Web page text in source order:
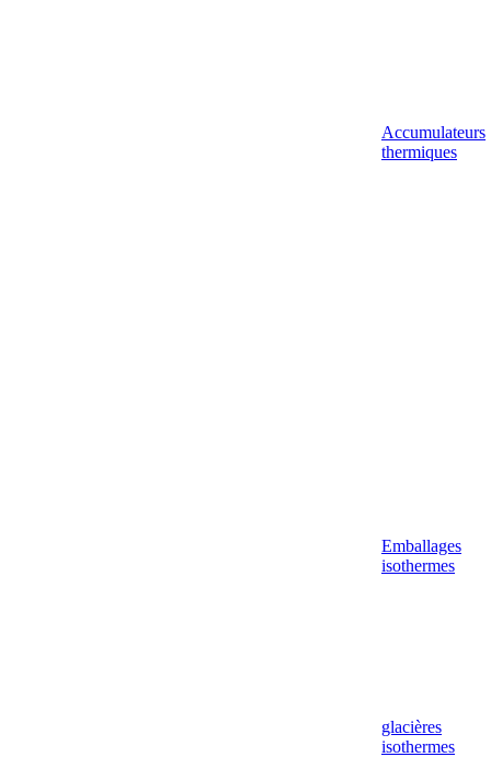
Accumulateurs
thermiques
Emballages
isothermes
glacières
isothermes